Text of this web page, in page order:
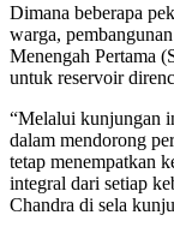
Dimana beberapa
warga,
Menengah Pertama
untuk reservoir
“Melalui kunjungan
dalam mendorong
tetap menempatkan
integral dari setiap
Chandra di sela